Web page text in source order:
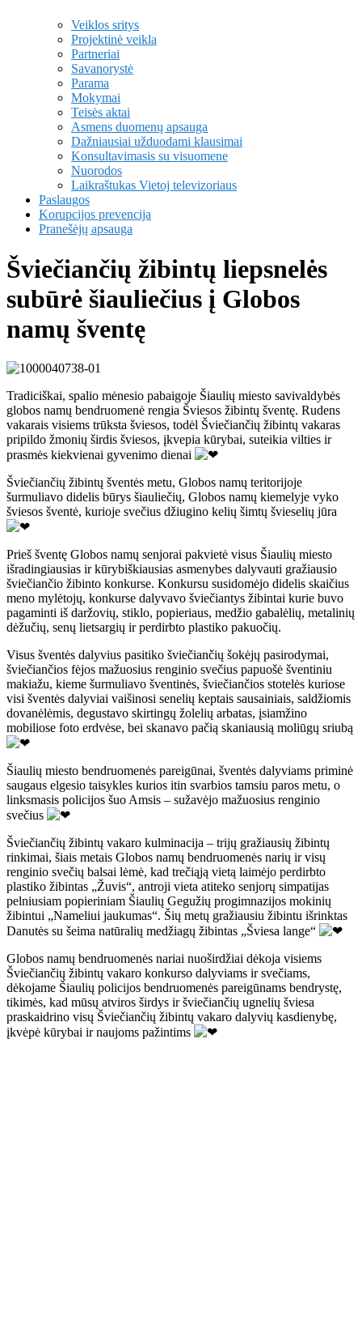
Veiklos sritys
Projektinė veikla
Partneriai
Savanorystė
Parama
Mokymai
Teisės aktai
Asmens duomenų apsauga
Dažniausiai užduodami klausimai
Konsultavimasis su visuomene
Nuorodos
Laikraštukas Vietoj televizoriaus
Paslaugos
Korupcijos prevencija
Pranešėjų apsauga
Šviečiančių žibintų liepsnelės
subūrė šiauliečius į Globos
namų šventę
Tradiciškai, spalio mėnesio pabaigoje Šiaulių miesto savivaldybės
globos namų bendruomenė rengia Šviesos žibintų šventę. Rudens
vakarais visiems trūksta šviesos, todėl Šviečiančių žibintų vakaras
pripildo žmonių širdis šviesos, įkvepia kūrybai, suteikia vilties ir
prasmės kiekvienai gyvenimo dienai
Šviečiančių žibintų šventės metu, Globos namų teritorijoje
šurmuliavo didelis būrys šiauliečių, Globos namų kiemelyje vyko
šviesos šventė, kurioje svečius džiugino kelių šimtų švieselių jūra
Prieš šventę Globos namų senjorai pakvietė visus Šiaulių miesto
išradingiausias ir kūrybiškiausias asmenybes dalyvauti gražiausio
šviečiančio žibinto konkurse. Konkursu susidomėjo didelis skaičius
meno mylėtojų, konkurse dalyvavo šviečiantys žibintai kurie buvo
pagaminti iš daržovių, stiklo, popieriaus, medžio gabalėlių, metalinių
dėžučių, senų lietsargių ir perdirbto plastiko pakuočių.
Visus šventės dalyvius pasitiko šviečiančių šokėjų pasirodymai,
šviečiančios fėjos mažuosius renginio svečius papuošė šventiniu
makiažu, kieme šurmuliavo šventinės, šviečiančios stotelės kuriose
visi šventės dalyviai vaišinosi senelių keptais sausainiais, saldžiomis
dovanėlėmis, degustavo skirtingų žolelių arbatas, įsiamžino
mobiliose foto erdvėse, bei skanavo pačią skaniausią moliūgų sriubą
Šiaulių miesto bendruomenės pareigūnai, šventės dalyviams priminė
saugaus elgesio taisykles kurios itin svarbios tamsiu paros metu, o
linksmasis policijos šuo Amsis – sužavėjo mažuosius renginio
svečius
Šviečiančių žibintų vakaro kulminacija – trijų gražiausių žibintų
rinkimai, šiais metais Globos namų bendruomenės narių ir visų
renginio svečių balsai lėmė, kad trečiąją vietą laimėjo perdirbto
plastiko žibintas „Žuvis“, antroji vieta atiteko senjorų simpatijas
pelniusiam popieriniam Šiaulių Gegužių progimnazijos mokinių
žibintui „Nameliui jaukumas“. Šių metų gražiausiu žibintu išrinktas
Danutės su šeima natūralių medžiagų žibintas „Šviesa lange“
Globos namų bendruomenės nariai nuoširdžiai dėkoja visiems
Šviečiančių žibintų vakaro konkurso dalyviams ir svečiams,
dėkojame Šiaulių policijos bendruomenės pareigūnams bendrystę,
tikimės, kad mūsų atviros širdys ir šviečiančių ugnelių šviesa
praskaidrino visų Šviečiančių žibintų vakaro dalyvių kasdienybę,
įkvėpė kūrybai ir naujoms pažintims